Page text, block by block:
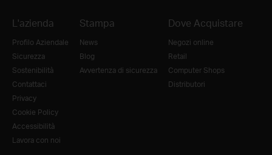
L'azienda
Profilo Aziendale
Sicurezza
Sostenibilità
Contattaci
Privacy
Cookie Policy
Accessibilità
Lavora con noi
Stampa
News
Blog
Avvertenza di sicurezza
Dove Acquistare
Negozi online
Retail
Computer Shops
Distributori